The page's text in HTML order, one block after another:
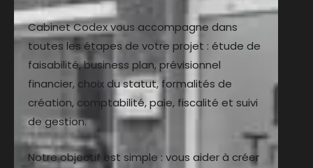
Cabinet Codex vous accompagne dans
toutes les étapes de votre projet : étude de
faisabilité, business plan, prévisionnel
financier, choix du statut, formalités de
création, comptabilité, paie, fiscalité et suivi
de gestion.
Notre objectif est simple : vous aider à créer